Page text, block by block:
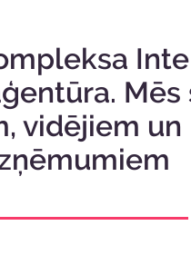
vidējiem